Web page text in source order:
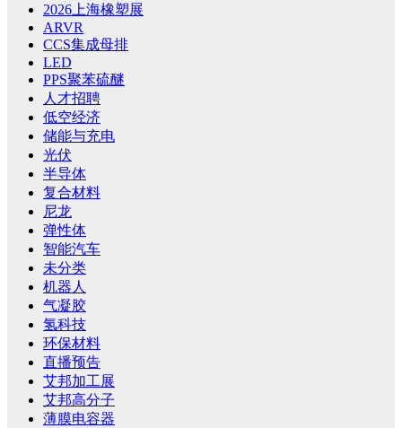
2026上海橡塑展
ARVR
CCS集成母排
LED
PPS聚苯硫醚
人才招聘
低空经济
储能与充电
光伏
半导体
复合材料
尼龙
弹性体
智能汽车
未分类
机器人
气凝胶
氢科技
环保材料
直播预告
艾邦加工展
艾邦高分子
薄膜电容器